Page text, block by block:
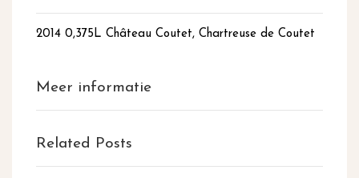
2014 0,375L Château Coutet, Chartreuse de Coutet
Meer informatie
Related Posts